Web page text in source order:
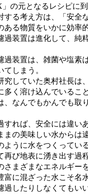
元となるレシピに到
る考え方は、「安全
る物質をいかに効率
装置は進化して、純
装置は、雑菌や塩素
しまう。
していた奥村社長は
く溶け込んでいるこ
なんでもかんでも取
れば、安全には違い
の美味しい水からは
うに水をつくってい
び地表に湧き出す過
まざまなエネルギー
に混ざった水こそ名
したりしなくてもい